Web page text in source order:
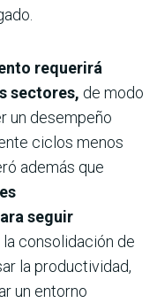
requerirá
sectores, de modo
un desempeño
ciclos menos
además que
seguir
la consolidación de
la productividad,
un entorno